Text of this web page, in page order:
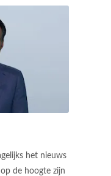
het nieuws
de hoogte zijn